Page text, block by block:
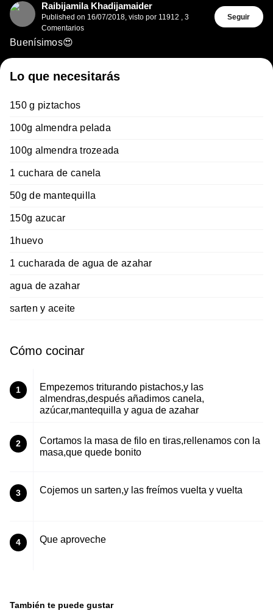
Raibijamila Khadijamaider
Published on 16/07/2018, visto por 11912 , 3
Comentarios
Seguir
Buenísimos😍
Lo que necesitarás
150 g piztachos
100g almendra pelada
100g almendra trozeada
1 cuchara de canela
50g de mantequilla
150g azucar
1huevo
1 cucharada de agua de azahar
agua de azahar
sarten y aceite
Cómo cocinar
1
Empezemos triturando pistachos,y las
almendras,después añadimos canela,
azúcar,mantequilla y agua de azahar
2
Cortamos la masa de filo en tiras,rellenamos con la
masa,que quede bonito
3 Cojemos un sarten,y las freímos vuelta y vuelta
4 Que aproveche
También te puede gustar